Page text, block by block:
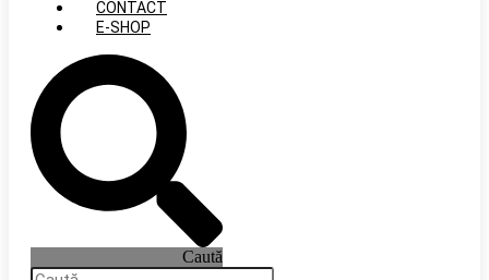
CONTACT
E-SHOP
Caută